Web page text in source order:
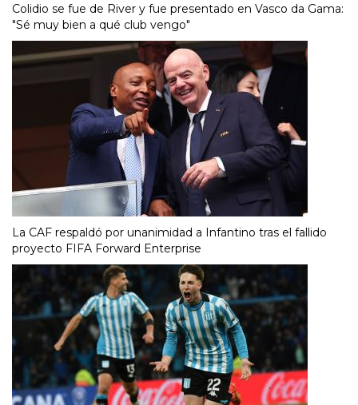
Colidio se fue de River y fue presentado en Vasco da Gama:
"Sé muy bien a qué club vengo"
La CAF respaldó por unanimidad a Infantino tras el fallido
proyecto FIFA Forward Enterprise